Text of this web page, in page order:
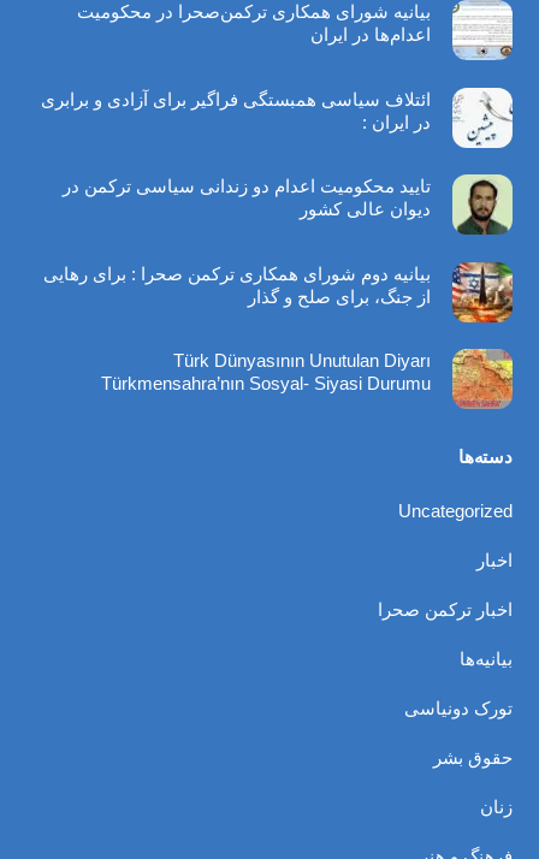
بیانیه شورای همکاری ترکمن‌صحرا در محکومیت
اعدام‌ها در ایران
ائتلاف سیاسی همبستگی فراگیر برای آزادی و برابری
در ایران :
تایید محکومیت اعدام دو زندانی سیاسی ترکمن در
دیوان عالی کشور
بیانیه دوم شورای همکاری ترکمن صحرا : برای رهایی
از جنگ، برای صلح و گذار
Türk Dünyasının Unutulan Diyarı
Türkmensahra’nın Sosyal- Siyasi Durumu
دسته‌ها
Uncategorized
اخبار
اخبار ترکمن صحرا
بیانیه‌ها
تورک دونیاسی
حقوق بشر
زنان